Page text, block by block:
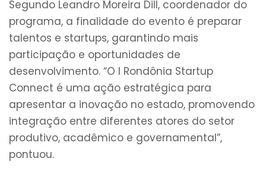
Segundo Leandro Moreira Dill, coordenador do
programa, a finalidade do evento é preparar
talentos e startups, garantindo mais
participação e oportunidades de
desenvolvimento. “O I Rondônia Startup
Connect é uma ação estratégica para
apresentar a inovação no estado, promovendo
integração entre diferentes atores do setor
produtivo, acadêmico e governamental”,
pontuou.